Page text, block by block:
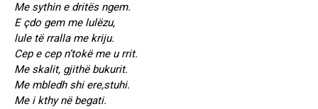
Me sythin e dritës ngem.
E çdo gem me lulëzu,
lule të rralla me kriju.
Cep e cep n’tokë me u rrit.
Me skalit, gjithë bukurit.
Me mbledh shi ere,stuhi.
Me i kthy në begati.